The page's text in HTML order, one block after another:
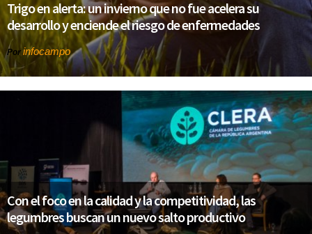
Trigo en alerta: un invierno que no fue acelera su
desarrollo y enciende el riesgo de enfermedades
Por infocampo
Con el foco en la calidad y la competitividad, las
legumbres buscan un nuevo salto productivo